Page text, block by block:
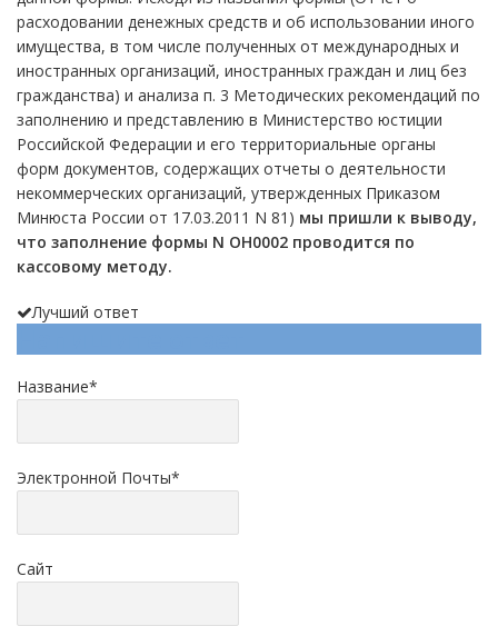
расходовании денежных средств и об использовании иного
имущества, в том числе полученных от международных и
иностранных организаций, иностранных граждан и лиц без
гражданства) и анализа п. 3 Методических рекомендаций по
заполнению и представлению в Министерство юстиции
Российской Федерации и его территориальные органы
форм документов, содержащих отчеты о деятельности
некоммерческих организаций, утвержденных Приказом
Минюста России от 17.03.2011 N 81) мы пришли к выводу,
что заполнение формы N ОН0002 проводится по
кассовому методу.
Лучший ответ
Название*
Электронной Почты*
Сайт